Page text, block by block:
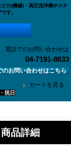
の(機械)・高圧洗浄機やスチ
す。
電話でのお問い合わせは
04-7191-8633
のお問い合わせはこちら
カートを見る
祝日
品詳細